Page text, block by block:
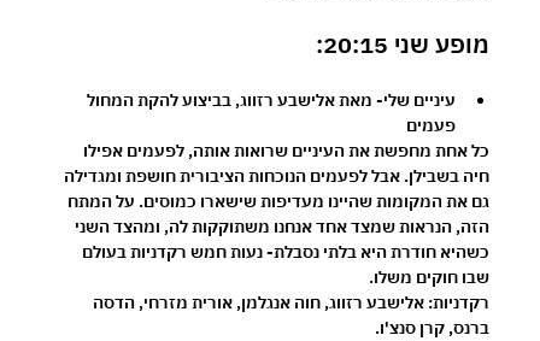
מופע שני 20:15:
עיניים שלי- מאת אלישבע רזווג, בביצוע להקת המחול
פעמים
כל אחת מחפשת את העיניים שרואות אותה, לפעמים אפילו
חיה בשבילן. אבל לפעמים הנוכחות הציבורית חושפת ומגדילה
גם את המקומות שהיינו מעדיפות שישארו כמוסים. על המתח
הזה, הנראות שמצד אחד אנחנו משתוקקות לה, ומהצד השני
כשהיא חודרת היא בלתי נסבלת- נעות חמש רקדניות בעולם
שבו חוקים משלו.
רקדניות: אלישבע רזווג, חוה אנגלמן, אורית מזרחי, הדסה
ברנס, קרן סנצ'ו.